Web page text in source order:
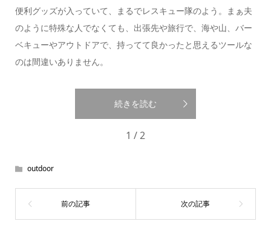
便利グッズが入っていて、まるでレスキュー隊のよう。まぁ夫
のように特殊な人でなくても、出張先や旅行で、海や山、バー
ベキューやアウトドアで、持ってて良かったと思えるツールな
のは間違いありません。
続きを読む
1 / 2
outdoor